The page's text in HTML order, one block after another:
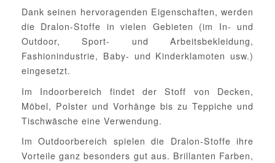
Dank seinen hervoragenden Eigenschaften, werden
die Dralon-Stoffe in vielen Gebieten (im In- und
Outdoor, Sport- und Arbeitsbekleidung,
Fashionindustrie, Baby- und Kinderklamoten usw.)
eingesetzt.
Im Indoorbereich findet der Stoff von Decken,
Möbel, Polster und Vorhänge bis zu Teppiche und
Tischwäsche eine Verwendung.
Im Outdoorbereich spielen die Dralon-Stoffe ihre
Vorteile ganz besonders gut aus. Brillanten Farben,